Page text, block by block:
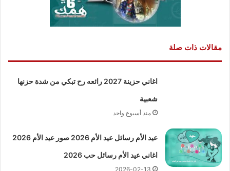
مقالات ذات صلة
اغاني حزينة 2027 رائعه رح تبكي من شدة حزنها
شعبية
منذ أسبوع واحد
عيد الأم رسائل عيد الأم 2026 صور عيد الأم 2026
اغاني عيد الأم رسائل حب 2026
2026-02-13